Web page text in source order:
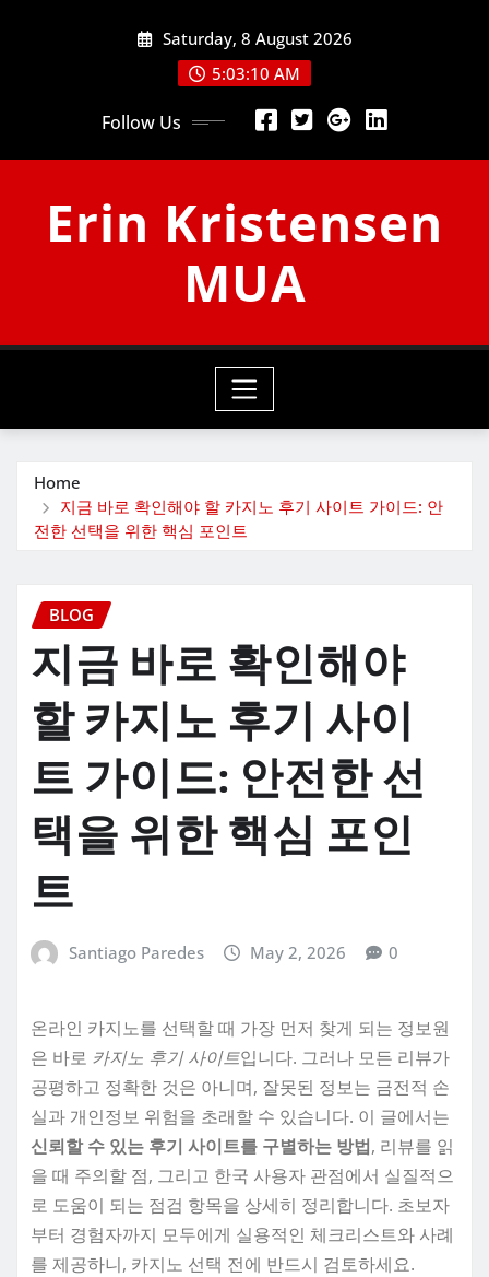
Saturday, 8 August 2026
5:03:11 AM
Follow Us
Erin Kristensen
MUA
Home
지금 바로 확인해야 할 카지노 후기 사이트 가이드: 안
전한 선택을 위한 핵심 포인트
BLOG
지금 바로 확인해야
할 카지노 후기 사이
트 가이드: 안전한 선
택을 위한 핵심 포인
트
Santiago Paredes May 2, 2026 0
온라인 카지노를 선택할 때 가장 먼저 찾게 되는 정보원
은 바로 카지노 후기 사이트입니다. 그러나 모든 리뷰가
공평하고 정확한 것은 아니며, 잘못된 정보는 금전적 손
실과 개인정보 위험을 초래할 수 있습니다. 이 글에서는
신뢰할 수 있는 후기 사이트를 구별하는 방법, 리뷰를 읽
을 때 주의할 점, 그리고 한국 사용자 관점에서 실질적으
로 도움이 되는 점검 항목을 상세히 정리합니다. 초보자
부터 경험자까지 모두에게 실용적인 체크리스트와 사례
를 제공하니, 카지노 선택 전에 반드시 검토하세요.